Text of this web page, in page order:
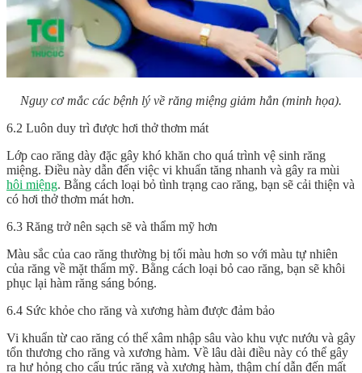
Nguy cơ mắc các bệnh lý về răng miệng giảm hẳn (minh họa).
6.2 Luôn duy trì được hơi thở thơm mát
Lớp cao răng dày đặc gây khó khăn cho quá trình vệ sinh răng
miệng. Điều này dẫn đến việc vi khuẩn tăng nhanh và gây ra mùi
hôi miệng. Bằng cách loại bỏ tình trạng cao răng, bạn sẽ cải thiện và
có hơi thở thơm mát hơn.
6.3 Răng trở nên sạch sẽ và thẩm mỹ hơn
Màu sắc của cao răng thường bị tối màu hơn so với màu tự nhiên
của răng về mặt thẩm mỹ. Bằng cách loại bỏ cao răng, bạn sẽ khôi
phục lại hàm răng sáng bóng.
6.4 Sức khỏe cho răng và xương hàm được đảm bảo
Vi khuẩn từ cao răng có thể xâm nhập sâu vào khu vực nướu và gây
tổn thương cho răng và xương hàm. Về lâu dài điều này có thể gây
ra hư hỏng cho cấu trúc răng và xương hàm, thậm chí dẫn đến mất